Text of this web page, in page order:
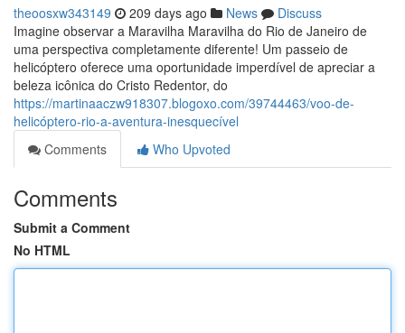
theoosxw343149 209 days ago News
Discuss
Imagine observar a Maravilha Maravilha do Rio de Janeiro de
uma perspectiva completamente diferente! Um passeio de
helicóptero oferece uma oportunidade imperdível de apreciar a
beleza icônica do Cristo Redentor, do
https://martinaaczw918307.blogoxo.com/39744463/voo-de-
helicóptero-rio-a-aventura-inesquecível
Comments
Who Upvoted
Comments
Submit a Comment
No HTML